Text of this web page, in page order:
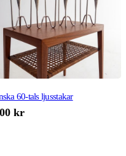
60-tals ljusstakar
kr